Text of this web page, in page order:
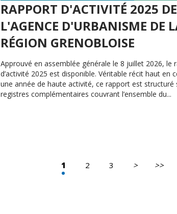
RAPPORT D'ACTIVITÉ 2025 DE
L'AGENCE D'URBANISME DE
RÉGION GRENOBLOISE
Approuvé en assemblée générale le 8 juillet 2026, le
d’activité 2025 est disponible. Véritable récit haut en
une année de haute activité, ce rapport est structuré
registres complémentaires couvrant l’ensemble du...
1 2 3 >
Page
>>